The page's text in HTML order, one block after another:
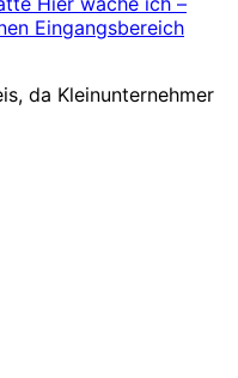
Eingangsbereich
da Kleinunternehmer